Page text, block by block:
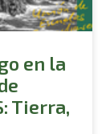
en la
Tierra,